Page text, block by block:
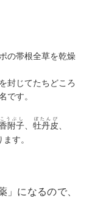
の帯根全草を乾燥
封じてたちどころ
です。
附子
こうぶし
牡丹皮
ぼたんぴ
す。
」になるので、